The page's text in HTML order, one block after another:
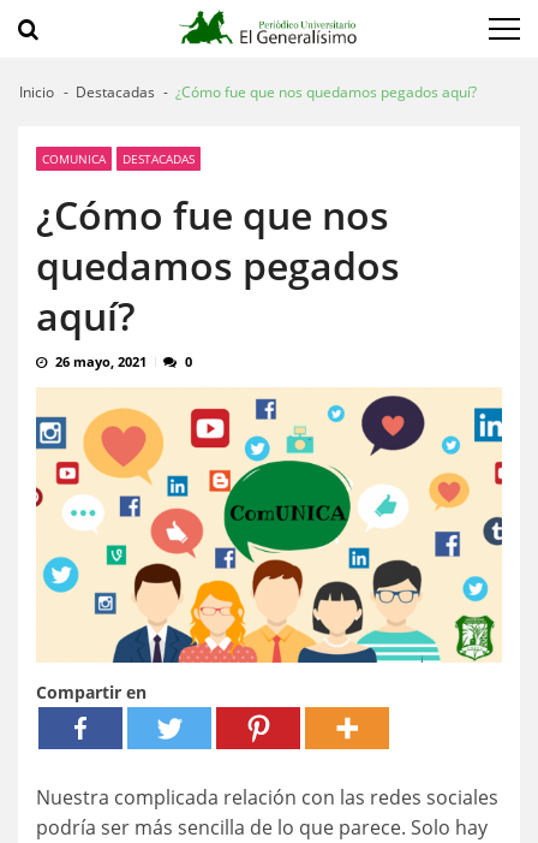
Inicio Destacadas ¿Cómo fue que nos quedamos pegados aquí?
COMUNICA DESTACADAS
¿Cómo fue que nos
quedamos pegados
aquí?
26 mayo, 2021 0
Compartir en
Nuestra complicada relación con las redes sociales
podría ser más sencilla de lo que parece. Solo hay